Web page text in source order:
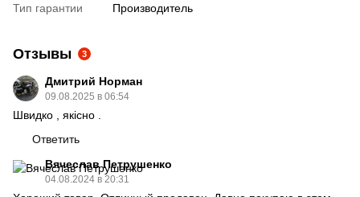
Тип гарантии Производитель
Отзывы 3
Дмитрий Норман
09.08.2025 в 06:54
Швидко , якісно .
Ответить
Вячеслав Петрушенко
04.08.2024 в 20:31